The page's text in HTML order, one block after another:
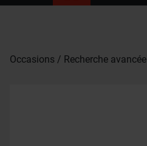
Occasions Recherche avancée